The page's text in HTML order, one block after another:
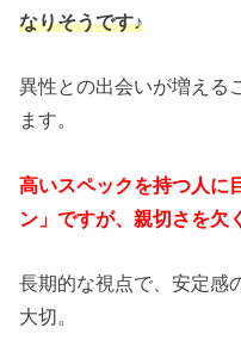
なりそうです♪
異性との出会いが増える
ます。
高いスペックを持つ人に
ン」ですが、親切さを欠
長期的な視点で、安定感
大切。